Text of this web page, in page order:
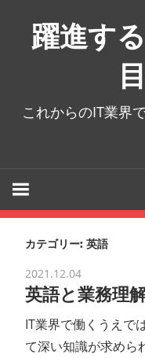
プ
躍進す
これからのIT業界
カテゴリー: 英語
2021.12.04
英語と業務理
IT業界で働くうえで
て深い知識が求めら